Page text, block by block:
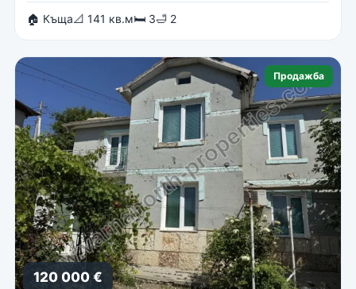
🏠 Къща📐 141 кв.м🛏 3🛁 2
Продажба
120 000 €